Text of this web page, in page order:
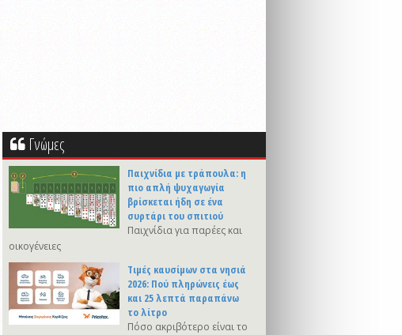
Γνώμες
Παιχνίδια με τράπουλα: η
πιο απλή ψυχαγωγία
βρίσκεται ήδη σε ένα
συρτάρι του σπιτιού
Παιχνίδια για παρέες και
οικογένειες
Τιμές καυσίμων στα νησιά
2026: Πού πληρώνεις έως
και 25 λεπτά παραπάνω
το λίτρο
Πόσο ακριβότερο είναι το